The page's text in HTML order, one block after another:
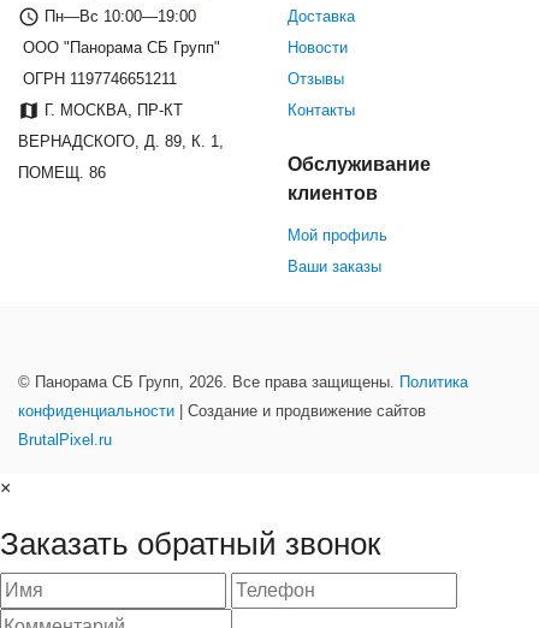
Пн—Вс 10:00—19:00
ООО "Панорама СБ Групп"
ОГРН 1197746651211
Г. МОСКВА, ПР-КТ
ВЕРНАДСКОГО, Д. 89, К. 1,
ПОМЕЩ. 86
Доставка
Новости
Отзывы
Контакты
Обслуживание
клиентов
Мой профиль
Ваши заказы
© Панорама СБ Групп, 2026. Все права защищены. Политика
конфиденциальности | Создание и продвижение сайтов
BrutalPixel.ru
×
Заказать обратный звонок